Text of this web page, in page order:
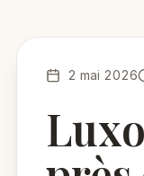
2 mai 2026